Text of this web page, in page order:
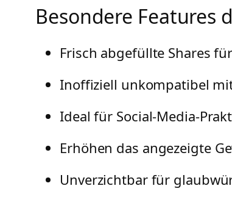
Besondere Features
Frisch abgefüllte Shares
Inoffiziell unkompatibel
Ideal für Social-Media-
Erhöhen das angezeigte
Unverzichtbar für